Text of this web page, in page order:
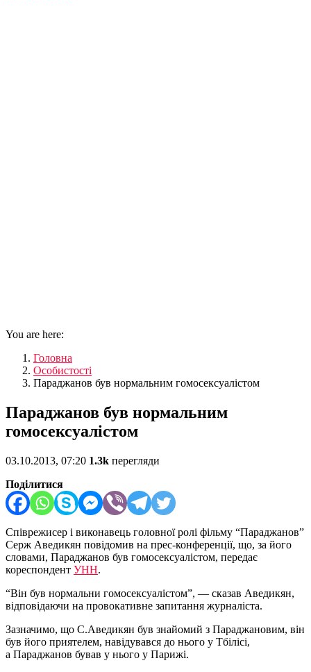
You are here:
Головна
Особистості
Параджанов був нормальним гомосексуалістом
Параджанов був нормальним
гомосексуалістом
03.10.2013, 07:20 1.3k перегляди
Поділитися
Співрежисер і виконавець головної ролі фільму “Параджанов”
Серж Аведикян повідомив на прес-конференції, що, за його
словами, Параджанов був гомосексуалістом, передає
кореспондент УНН.
“Він був нормальни гомосексуалістом”, — сказав Аведикян,
відповідаючи на провокативне запитання журналіста.
Зазначимо, що С.Аведикян був знайомий з Параджановим, він
був його приятелем, навідувався до нього у Тбілісі,
а Параджанов бував у нього у Парижі.